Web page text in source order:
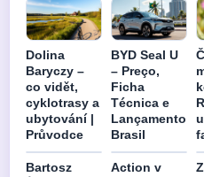
Dolina
Baryczy –
co vidět,
cyklotrasy a
ubytování |
Průvodce
BYD Seal U
– Preço,
Ficha
Técnica e
Lançamento
Brasil
Bartosz
Action v